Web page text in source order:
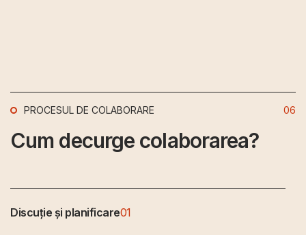
PROCESUL DE COLABORARE
Cum decurge colaborarea?
06
Discuție și planificare01